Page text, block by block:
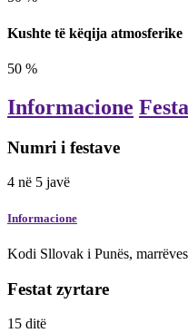
Kushte të këqija atmosferike
50 %
Informacione
Numri i festave
4 në 5 javë
Informacione
Kodi Sllovak i Punës,
Festat zyrtare
15 ditë